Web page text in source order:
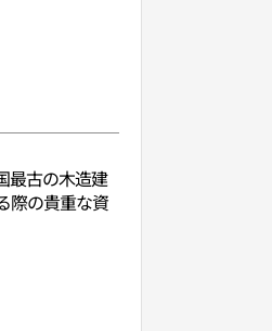
最古の木造建
際の貴重な資